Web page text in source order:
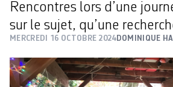
Rencontres lors d’une
sur le sujet, qu’une
MERCREDI 16 OCTOBRE 2024DOMINIQUE